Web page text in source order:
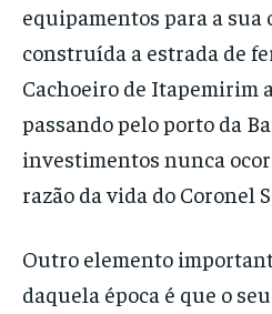
equipamentos para a sua
construída a estrada de
Cachoeiro de Itapemirim
passando pelo porto da
investimentos nunca
razão da vida do Coronel
Outro elemento
daquela época é que o